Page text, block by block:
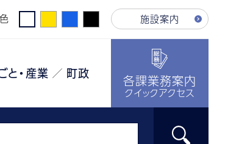
施設案内
と・産業 町政 各課業務案内
クイックアクセス